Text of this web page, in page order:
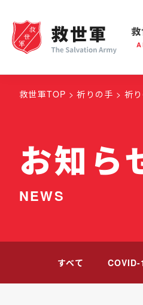
救世軍とは 世界
救世軍TOP 祈りの手 祈
お知ら
NEWS
すべて COVID-